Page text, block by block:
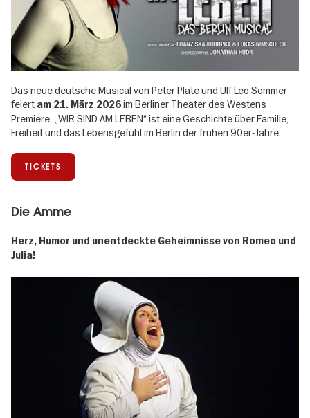
Das neue deutsche Musical von Peter Plate und Ulf Leo Sommer
feiert am 21. März 2026im Berliner Theater des Westens
Premiere. „WIR SIND AM LEBEN“ ist eine Geschichte über Familie,
Freiheit und das Lebensgefühl im Berlin der frühen 90er-Jahre.
TICKETS
Die Amme
Herz, Humor und unentdeckte Geheimnisse von Romeo und
Julia!